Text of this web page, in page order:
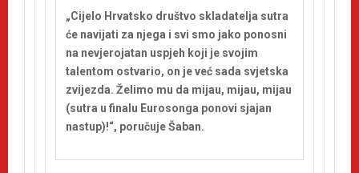
„Cijelo Hrvatsko društvo skladatelja sutra
će navijati za njega i svi smo jako ponosni
na nevjerojatan uspjeh koji je svojim
talentom ostvario, on je već sada svjetska
zvijezda. Želimo mu da mijau, mijau, mijau
(sutra u finalu Eurosonga ponovi sjajan
nastup)!“, poručuje Šaban.